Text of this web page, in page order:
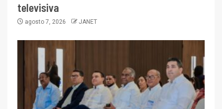
televisiva
agosto 7, 2026 JANET